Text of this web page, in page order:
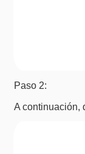
Paso 2:
A continuación,